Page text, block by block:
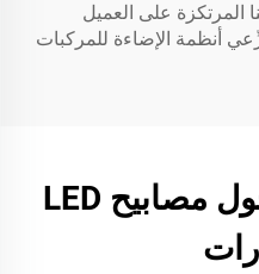
المرتكزة على العميل
أنظمة الإضاءة للمركبات
الأسئلة الشائعة حول مصابيح LED